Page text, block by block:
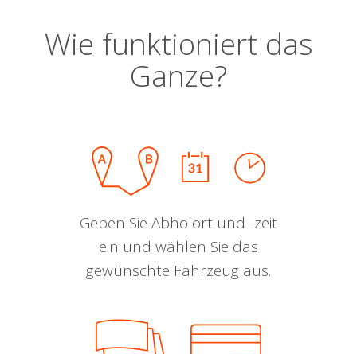
Wie funktioniert das
Ganze?
Geben Sie Abholort und -zeit
ein und wählen Sie das
gewünschte Fahrzeug aus.